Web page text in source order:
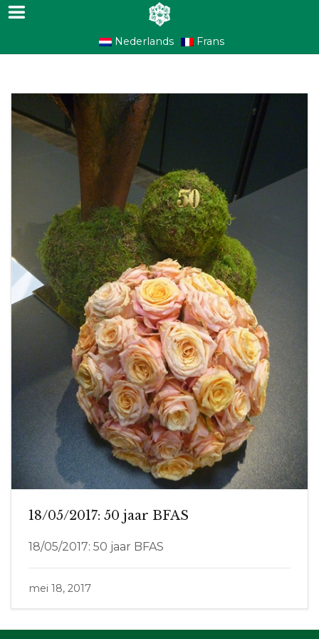
Nederlands Frans
18/05/2017: 50 jaar BFAS
18/05/2017: 50 jaar BFAS
mei 18, 2017